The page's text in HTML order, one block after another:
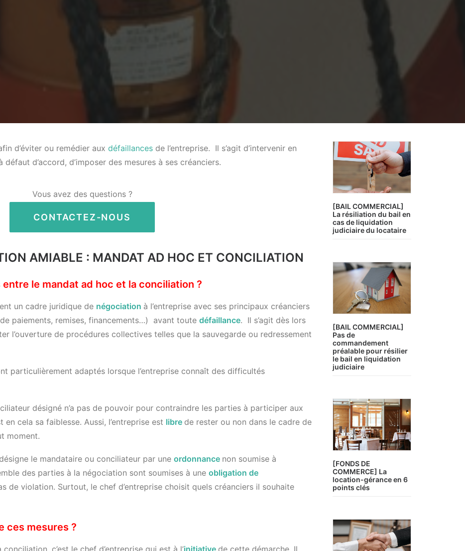
d’éviter ou remédier aux défaillances de l’entreprise. Il s’agit d’intervenir en
défaut d’accord, d’imposer des mesures à ses créanciers.
Vous avez des questions ?
CONTACTEZ-NOUS
AMIABLE : MANDAT AD HOC ET CONCILIATION
le mandat ad hoc et la conciliation ?
un cadre juridique de négociation à l’entreprise avec ses principaux créanciers
paiements, remises, financements…) avant toute défaillance. Il s’agit dès lors
l’ouverture de procédures collectives telles que la sauvegarde ou redressement
particulièrement adaptés lorsque l’entreprise connaît des difficultés
désigné n’a pas de pouvoir pour contraindre les parties à participer aux
cela sa faiblesse. Aussi, l’entreprise est libre de rester ou non dans le cadre de
moment.
le mandataire ou conciliateur par une ordonnance non soumise à
des parties à la négociation sont soumises à une obligation de
de violation. Surtout, le chef d’entreprise choisit quels créanciers il souhaite
ces mesures ?
c’est le chef d’entreprise qui est à l’initiative de cette démarche. Il
[BAIL COMMERCIAL]
La résiliation du bail en
cas de liquidation
judiciaire du locataire
[BAIL COMMERCIAL]
Pas de
commandement
préalable pour résilier
le bail en liquidation
judiciaire
[FONDS DE
COMMERCE] La
location-gérance en 6
points clés